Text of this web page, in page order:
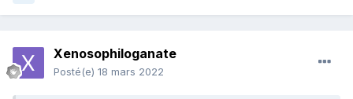
Xenosophiloganate
Posté(e) 18 mars 2022